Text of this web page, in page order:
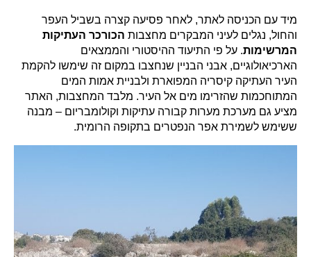
מיד עם הכניסה לאתר, לאחר פסיעה קצרה בשביל העפר
והחול, נגלים לעיני המבקרים מחצבות הכורכר העתיקות
המרשימות. על פי התיעוד ההיסטורי והממצאים
הארכיאולוגיים, אבני הבניין שנחצבו במקום זה שימשו להקמת
העיר העתיקה קיסריה המפוארת ולבניית אמות המים
המתוחכמות שהזרימו מים אל העיר. מלבד המחצבות, האתר
מציע גם מערכת מערות קבורה עתיקות וקולומבריום – מבנה
ששימש לשמירת אפר הנפטרים בתקופה הרומית.